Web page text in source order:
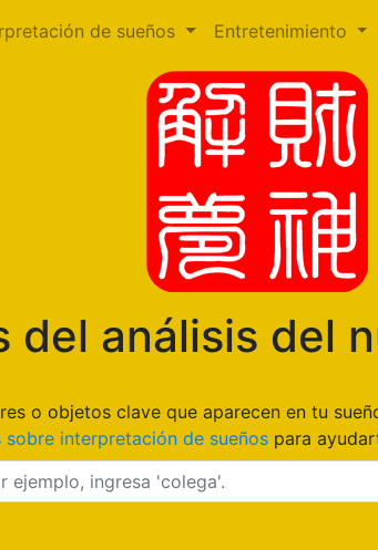
de sueños Entretenimiento
del análisis del
o objetos clave que aparecen en tu
sobre interpretación de sueños para